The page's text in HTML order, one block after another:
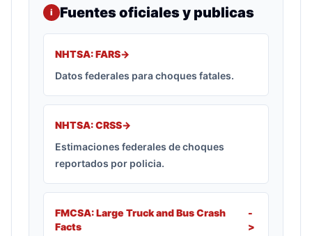
i Fuentes oficiales y publicas
NHTSA: FARS->
Datos federales para choques fatales.
NHTSA: CRSS->
Estimaciones federales de choques
reportados por policia.
FMCSA: Large Truck and Bus Crash
Facts
-
>